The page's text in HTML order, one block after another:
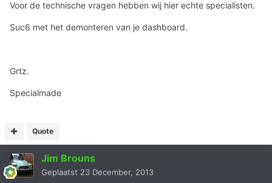
Voor de technische vragen hebben wij hier echte specialisten.
Suc6 met het demonteren van je dashboard.
Grtz.
Specialmade
Quote
Jim Brouns
Geplaatst 23 December, 2013